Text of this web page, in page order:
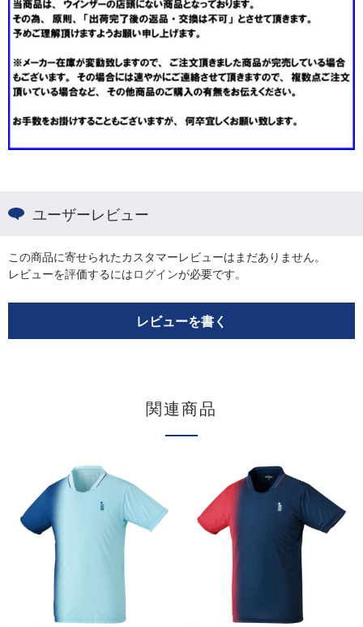
ユーザーレビュー
この商品に寄せられたカスタマーレビューはまだありません。
レビューを評価するにはログインが必要です。
レビューを書く
関連商品